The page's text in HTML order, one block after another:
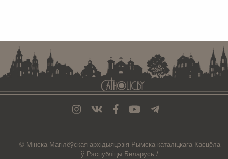
© Мiнска-Магiлёўская архiдыяцэзiя Рымска-каталіцкага Касцёла
ў Рэспубліцы Беларусь /